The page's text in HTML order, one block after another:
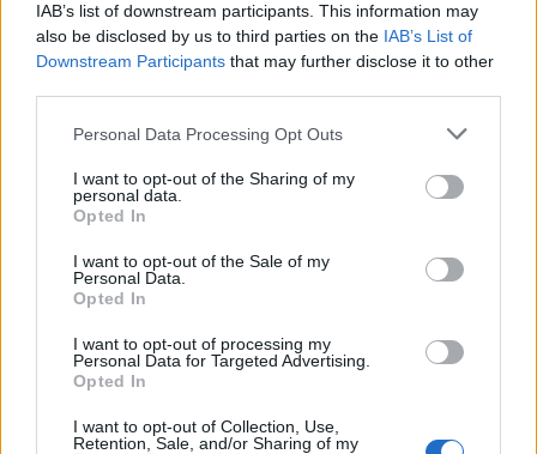
IAB’s list of downstream participants. This information may
also be disclosed by us to third parties on the IAB’s List of
Downstream Participants that may further disclose it to other
Please note that this website/app uses one or more Google
not limited to your visit or usage behaviour. You may click to
grant or deny consent to Google and its third-party tags to
use your data for below specified purposes in below Google
consent section.
Personal Data Processing Opt Outs
I want to opt-out of the Sharing of my
personal data.
Opted In
I want to opt-out of the Sale of my
Personal Data.
Opted In
I want to opt-out of processing my
Personal Data for Targeted Advertising.
Opted In
I want to opt-out of Collection, Use,
Retention, Sale, and/or Sharing of my
μπορεί να είναι μέλος του κόμματος»
«Η συνεργασία των προοδευτικών και η
ανασύνθεση της προοδευτικής παράταξης είναι
ομόφωνες αποφάσεις τόσο του 4ου Συνεδρίου
αλλά και της Κεντρικής Επιτροπής του ΣΥΡΙΖΑ-
είναι προϊόν της διαπλοκής ούτε οι σύντροφοι που
τις ψήφισαν είναι υπομείνουμενοι από τη
διαπλοκή.